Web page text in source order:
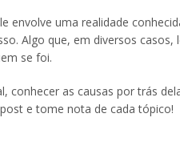
envolve uma realidade
Algo que, em diversos casos,
se foi.
conhecer as causas por trás
e tome nota de cada tópico!